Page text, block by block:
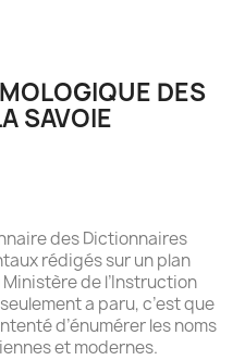
DES
SAVOIE
des Dictionnaires
rédigés sur un plan
de l’Instruction
a paru, c’est que
d’énumérer les noms
et modernes.